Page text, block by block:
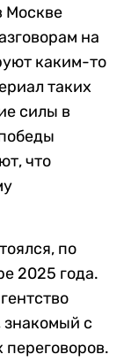
Москве
на
каким-то
таких
силы в
что
по
2025 года.
знакомый с